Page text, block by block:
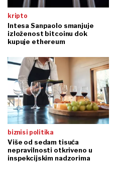
kripto
Intesa Sanpaolo smanjuje
izloženost bitcoinu dok
kupuje ethereum
biznis i politika
Više od sedam tisuća
nepravilnosti otkriveno u
inspekcijskim nadzorima